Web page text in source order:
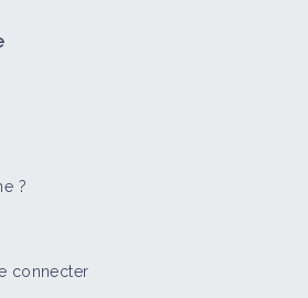
?
connecter